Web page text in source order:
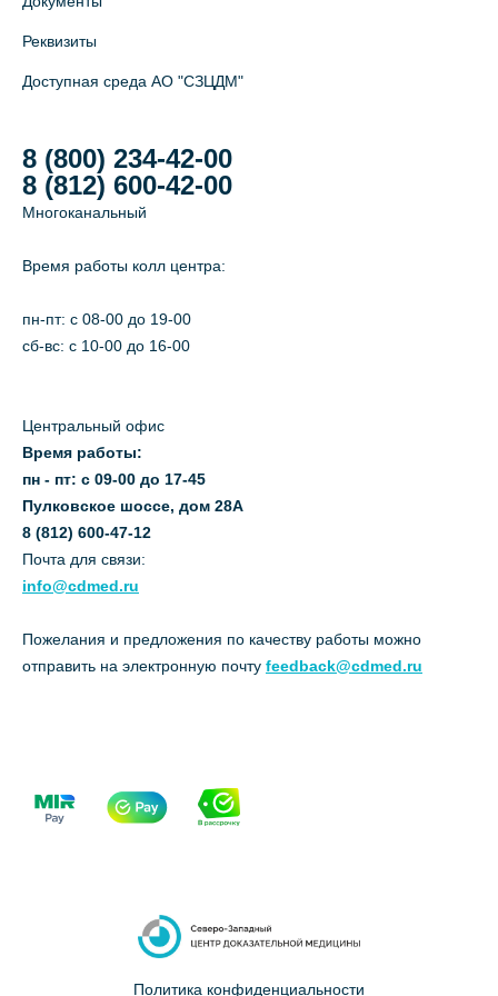
Реквизиты
Доступная среда АО "СЗЦДМ"
8 (800) 234-42-00
8 (812) 600-42-00
Многоканальный
Время работы колл центра:
пн-пт: c 08-00 до 19-00
сб-вс: с 10-00 до 16-00
Центральный офис
Время работы:
пн - пт: с 09-00 до 17-45
Пулковское шоссе, дом 28А
8 (812) 600-47-12
Почта для связи:
info@cdmed.ru
Пожелания и предложения по качеству работы можно
отправить на электронную почту feedback@cdmed.ru
Политика конфиденциальности